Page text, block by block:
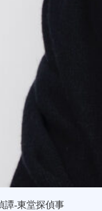
譚-東堂探偵事